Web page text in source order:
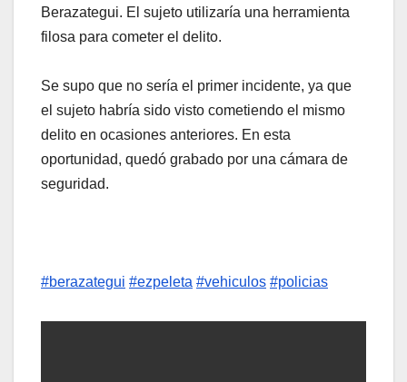
Berazategui. El sujeto utilizaría una herramienta
filosa para cometer el delito.
Se supo que no sería el primer incidente, ya que
el sujeto habría sido visto cometiendo el mismo
delito en ocasiones anteriores. En esta
oportunidad, quedó grabado por una cámara de
seguridad.
#berazategui #ezpeleta #vehiculos #policias